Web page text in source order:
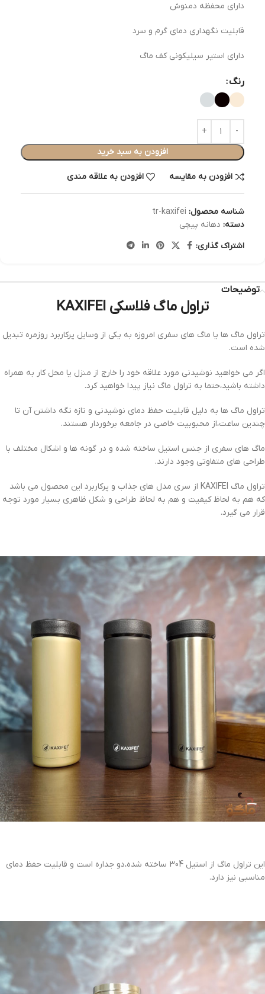
دارای محفظه دمنوش
قابلیت نگهداری دمای گرم و سرد
دارای استپر سیلیکونی کف ماگ
رنگ
افزودن به سبد خرید
افزودن به مقایسه افزودن به علاقه مندی
شناسه محصول: tr-kaxifei
دسته: دهانه پیچی
اشتراک گذاری:
توضیحات
تراول ماگ فلاسکی KAXIFEI
تراول ماگ ها یا ماگ های سفری امروزه به یکی از وسایل پرکاربرد روزمره تبدیل
شده است.
اگر می خواهید نوشیدنی مورد علاقه خود را خارج از منزل یا محل کار به همراه
داشته باشید،حتما به تراول ماگ نیاز پیدا خواهید کرد.
تراول ماگ ها به دلیل قابلیت حفظ دمای نوشیدنی و تازه نگه داشتن آن تا
چندین ساعت،از محبوبیت خاصی در جامعه برخوردار هستند.
ماگ های سفری از جنس استیل ساخته شده و در گونه ها و اشکال مختلف با
طراحی های متفاوتی وجود دارند.
تراول ماگ KAXIFEI از سری مدل های جذاب و پرکاربرد این محصول می باشد
که هم به لحاظ کیفیت و هم به لحاظ طراحی و شکل ظاهری بسیار مورد توجه
قرار می گیرد.
این تراول ماگ از استیل 304 ساخته شده،دو جداره است و قابلیت حفظ دمای
مناسبی نیز دارد.